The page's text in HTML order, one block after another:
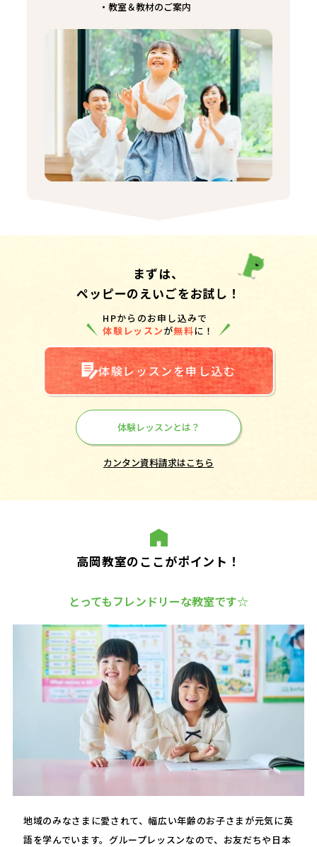
教室＆教材のご案内
まずは、
ペッピーのえいごをお試し！
HPからのお申し込みで
体験レッスンが無料に！
体験レッスンを申し込む
体験レッスンとは？
カンタン資料請求はこちら
高岡教室のここがポイント！
とってもフレンドリーな教室です☆
地域のみなさまに愛されて、幅広い年齢のお子さまが元気に英
語を学んでいます。グループレッスンなので、お友だちや日本